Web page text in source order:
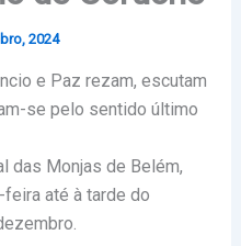
2024
e Paz rezam, escutam
se pelo sentido último
das Monjas de Belém,
até à tarde do